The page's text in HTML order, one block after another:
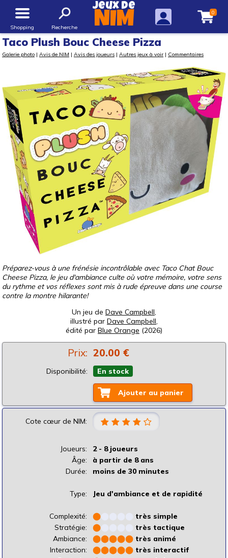
Shopping Recherche
Jeux de
NIM 0
Taco Plush Bouc Cheese Pizza
Galerie photo | Avis de NIM | Avis des joueurs | Autres jeux à voir | Commentaires
Préparez-vous à une frénésie incontrôlable avec Taco Chat Bouc
Cheese Pizza, le jeu d'ambiance culte où votre mémoire, votre sens
du rythme et vos réflexes sont mis à rude épreuve dans une course
contre la montre hilarante!
Un jeu de Dave Campbell,
illustré par Dave Campbell,
édité par Blue Orange (2026)
Prix: 20.00 €
Disponibilité: En stock
Ajouter au panier
Cote cœur de NIM:
Joueurs:
2 - 8 joueurs
Âge:
à partir de 8 ans
Durée:
moins de 30 minutes
Type: Jeu d'ambiance et de rapidité
Complexité: ⬤
très simple
Stratégie:
⬤
très tactique
Ambiance:
⬤⬤⬤⬤⬤ très animé
Interaction:
⬤⬤⬤⬤⬤ très interactif